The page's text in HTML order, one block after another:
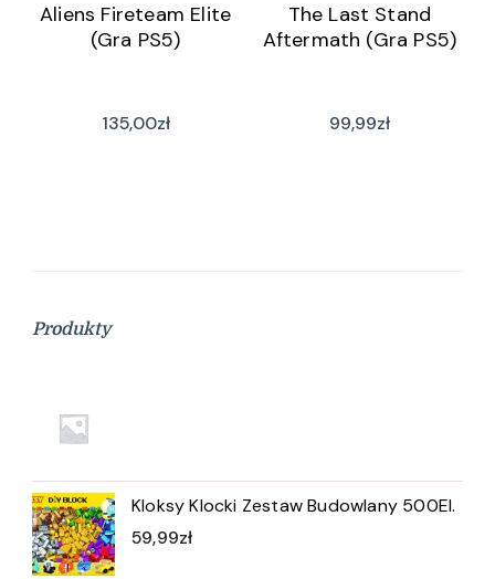
Aliens Fireteam Elite
(Gra PS5)
135,00zł
The Last Stand
Aftermath (Gra PS5)
99,99zł
Produkty
Kloksy Klocki Zestaw Budowlany 500El.
59,99zł